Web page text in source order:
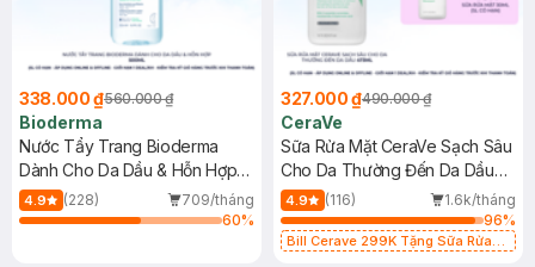
338.000 ₫560.000 ₫
Bioderma
Nước Tẩy Trang Bioderma
Dành Cho Da Dầu & Hỗn Hợp
500ml
4.9 (228)
709/tháng
60%
327.000 ₫490.000 ₫
CeraVe
Sữa Rửa Mặt CeraVe Sạch Sâu
Cho Da Thường Đến Da Dầu
473ml
4.9 (116)
1.6k/tháng
96%
Bill Cerave 299K Tặng Sữa Rửa